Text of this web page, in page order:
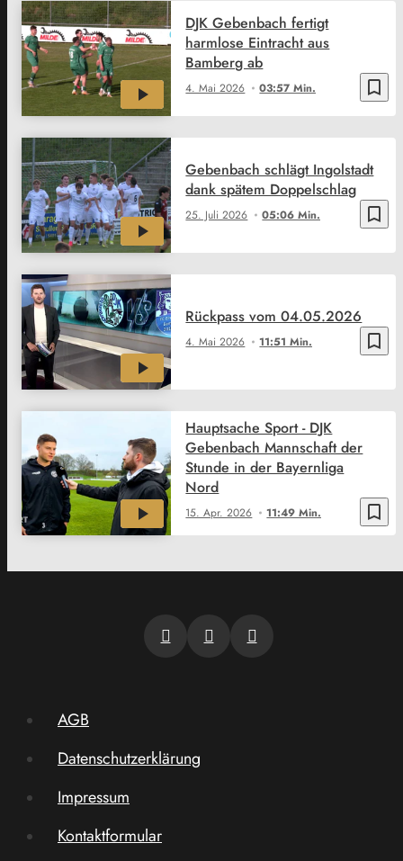
bookmark_border
4. Mai 2026 03:57 Min.
DJK Gebenbach fertigt
harmlose Eintracht aus
Bamberg ab
bookmark_border
25. Juli 2026 05:06 Min.
Gebenbach schlägt Ingolstadt
dank spätem Doppelschlag
bookmark_border
4. Mai 2026 11:51 Min.
Rückpass vom 04.05.2026
bookmark_border
15. Apr. 2026 11:49 Min.
Hauptsache Sport - DJK
Gebenbach Mannschaft der
Stunde in der Bayernliga
Nord
AGB
Datenschutzerklärung
Impressum
Kontaktformular